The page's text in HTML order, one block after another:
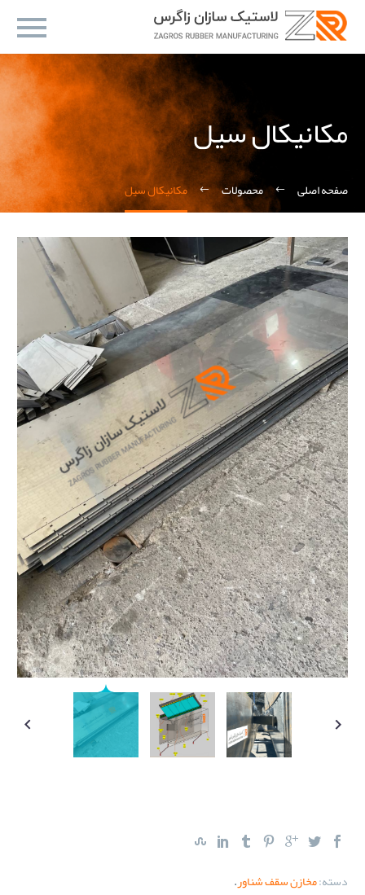
مکانیکال سیل
صفحه اصلی محصولات مکانیکال سیل
دسته:مخازن سقف شناور.